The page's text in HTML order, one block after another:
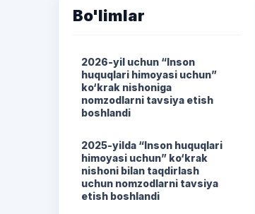
Bo'limlar
2026-yil uchun “Inson
huquqlari himoyasi uchun”
ko‘krak nishoniga
nomzodlarni tavsiya etish
boshlandi
2025-yilda “Inson huquqlari
himoyasi uchun” ko‘krak
nishoni bilan taqdirlash
uchun nomzodlarni tavsiya
etish boshlandi